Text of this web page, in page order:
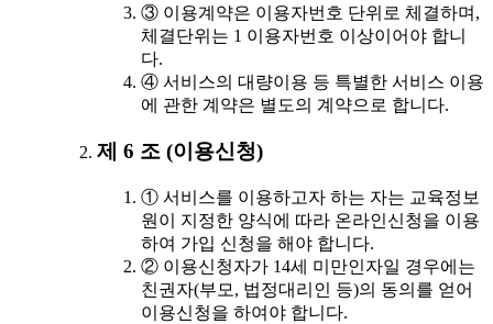
③ 이용계약은 이용자번호 단위로 체결하며,
체결단위는 1 이용자번호 이상이어야 합니
다.
④ 서비스의 대량이용 등 특별한 서비스 이용
에 관한 계약은 별도의 계약으로 합니다.
제 6 조 (이용신청)
① 서비스를 이용하고자 하는 자는 교육정보
원이 지정한 양식에 따라 온라인신청을 이용
하여 가입 신청을 해야 합니다.
② 이용신청자가 14세 미만인자일 경우에는
친권자(부모, 법정대리인 등)의 동의를 얻어
이용신청을 하여야 합니다.